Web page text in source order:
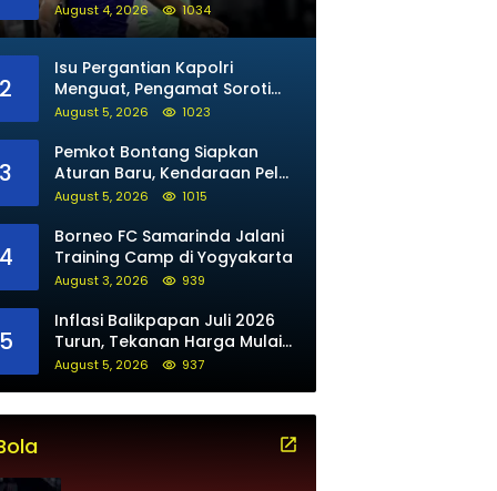
untuk Maung Bandung
August 4, 2026 1034
2
Isu Pergantian Kapolri
Menguat, Pengamat Soroti
Arah Kepemimpinan Polri
August 5, 2026 1023
3
Pemkot Bontang Siapkan
Aturan Baru, Kendaraan Pelat
Luar Tak Bisa Beli BBM Subsidi
August 5, 2026 1015
4
Borneo FC Samarinda Jalani
Training Camp di Yogyakarta
August 3, 2026 939
5
Inflasi Balikpapan Juli 2026
Turun, Tekanan Harga Mulai
Mereda
August 5, 2026 937